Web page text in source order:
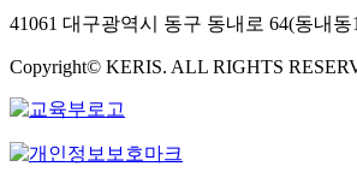
41061 대구광역시 동구 동내로 64(동내동
Copyright© KERIS. ALL RIGHTS